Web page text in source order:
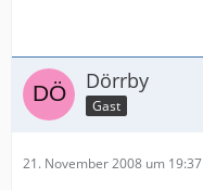
Dörrby
Gast
21. November 2008 um 19:37